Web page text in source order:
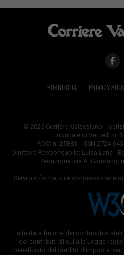
PUBBLICITÀ PRIVACY
© 2025 Corriere Valsesiano -
Tribunale di Vercelli nr.
ROC: n. 25883 - ISSN 2724-
Direttore Responsabile: Luisa Lana -
Redazione: via A. Giordano,
Servizi informatici e concessionaria
La testata fruisce dei contributi
dei contributi di cui alla Legge
beneficiato del credito d'imposta per